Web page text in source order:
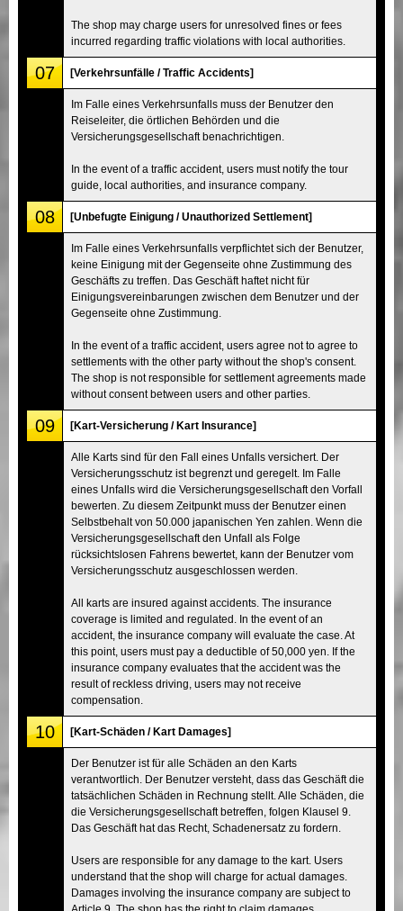
The shop may charge users for unresolved fines or fees
incurred regarding traffic violations with local authorities.
07 [Verkehrsunfälle / Traffic Accidents]
Im Falle eines Verkehrsunfalls muss der Benutzer den
Reiseleiter, die örtlichen Behörden und die
Versicherungsgesellschaft benachrichtigen.
In the event of a traffic accident, users must notify the tour
guide, local authorities, and insurance company.
08 [Unbefugte Einigung / Unauthorized Settlement]
Im Falle eines Verkehrsunfalls verpflichtet sich der Benutzer,
keine Einigung mit der Gegenseite ohne Zustimmung des
Geschäfts zu treffen. Das Geschäft haftet nicht für
Einigungsvereinbarungen zwischen dem Benutzer und der
Gegenseite ohne Zustimmung.
In the event of a traffic accident, users agree not to agree to
settlements with the other party without the shop's consent.
The shop is not responsible for settlement agreements made
without consent between users and other parties.
09 [Kart-Versicherung / Kart Insurance]
Alle Karts sind für den Fall eines Unfalls versichert. Der
Versicherungsschutz ist begrenzt und geregelt. Im Falle
eines Unfalls wird die Versicherungsgesellschaft den Vorfall
bewerten. Zu diesem Zeitpunkt muss der Benutzer einen
Selbstbehalt von 50.000 japanischen Yen zahlen. Wenn die
Versicherungsgesellschaft den Unfall als Folge
rücksichtslosen Fahrens bewertet, kann der Benutzer vom
Versicherungsschutz ausgeschlossen werden.
All karts are insured against accidents. The insurance
coverage is limited and regulated. In the event of an
accident, the insurance company will evaluate the case. At
this point, users must pay a deductible of 50,000 yen. If the
insurance company evaluates that the accident was the
result of reckless driving, users may not receive
compensation.
10 [Kart-Schäden / Kart Damages]
Der Benutzer ist für alle Schäden an den Karts
verantwortlich. Der Benutzer versteht, dass das Geschäft die
tatsächlichen Schäden in Rechnung stellt. Alle Schäden, die
die Versicherungsgesellschaft betreffen, folgen Klausel 9.
Das Geschäft hat das Recht, Schadenersatz zu fordern.
Users are responsible for any damage to the kart. Users
understand that the shop will charge for actual damages.
Damages involving the insurance company are subject to